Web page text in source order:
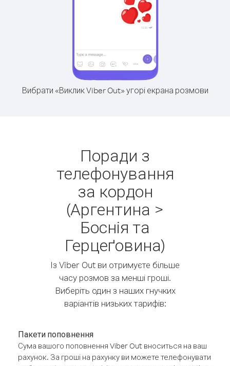
Вибрати «Виклик Viber Out» угорі екрана розмови
Поради з
телефонування
за кордон
(Аргентина >
Боснія та
Герцеґовина)
Із Viber Out ви отримуєте більше
часу розмов за менші гроші.
Виберіть один з наших гнучких
варіантів низьких тарифів:
Пакети поповнення
Сума вашого поповнення Viber Out вноситься на ваш
рахунок. За гроші на рахунку ви можете телефонувати